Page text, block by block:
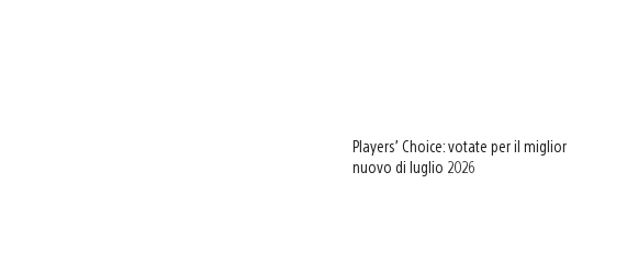
Players’ Choice: votate per il miglior
nuovo di luglio 2026